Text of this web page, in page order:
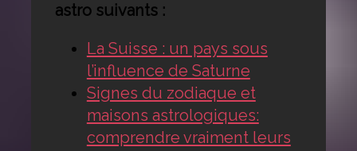
astro suivants :
La Suisse : un pays sous
l’influence de Saturne
Signes du zodiaque et
maisons astrologiques:
comprendre vraiment leurs